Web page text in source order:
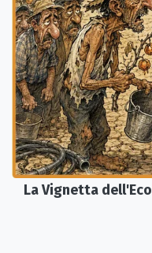
La Vignetta dell'Eco